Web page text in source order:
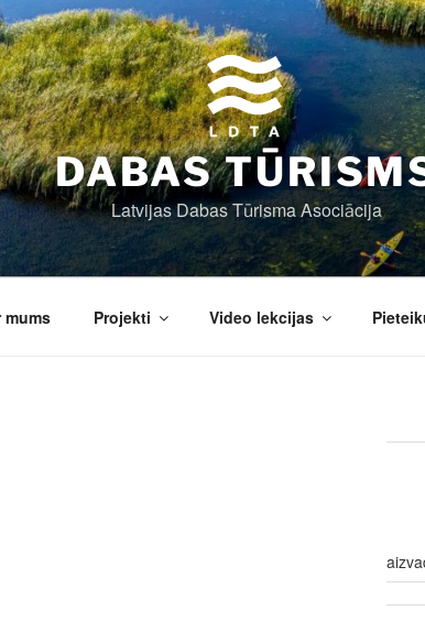
DABAS
Latvijas Dabas Tūrisma Asociācija
mums Projekti Video lekcijas